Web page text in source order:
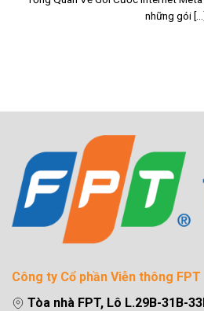
những gói [...]
Công ty Cổ phần Viễn thông FPT
Tòa nhà FPT, Lô L.29B-31B-